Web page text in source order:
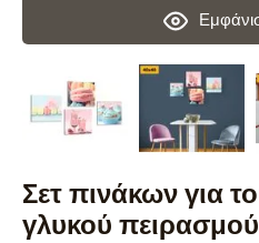
Σετ πινάκων για
γλυκού πειρασμού